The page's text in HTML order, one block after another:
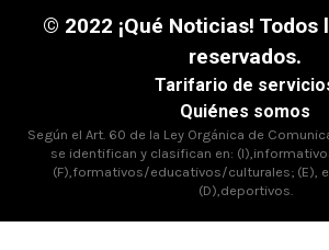
© 2022 ¡Qué Noticias! Todos
reservados.
Tarifario de
Quiénes somos
Según el Art. 60 de la Ley Orgánica de
se identifican y clasifican en:
(F),formativos/educativos/culturales; (E),
(D),deportivos.